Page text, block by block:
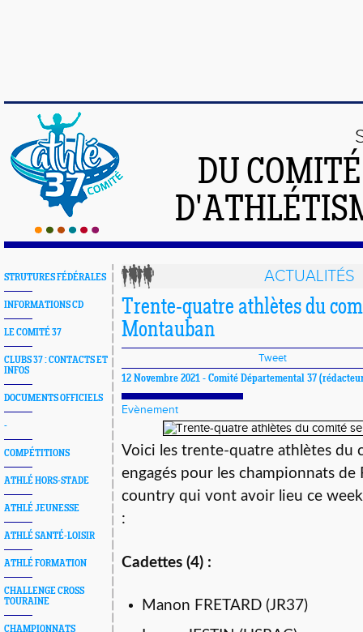
DU
STRUTURES FÉDÉRALES
INFORMATIONS CD
LE COMITÉ 37
CLUBS 37 : CONTACTS ET
INFOS
DOCUMENTS OFFICIELS
-
COMPÉTITIONS
ATHLÉ HORS-STADE
ATHLÉ JEUNESSE
ATHLÉ SANTÉ-LOISIR
ATHLÉ FORMATION
CHALLENGE CROSS
TOURAINE
CHAMPIONNATS
ACTUALITÉS
Trente-quatre athlètes du
Montauban
Tweet
12 Novembre 2021 - Comité Départemental 37
Evènement
Voici les trente-quatre athlètes du
engagés pour les championnats de
country qui vont avoir lieu ce
:
Cadettes (4) :
Manon FRETARD (JR37)